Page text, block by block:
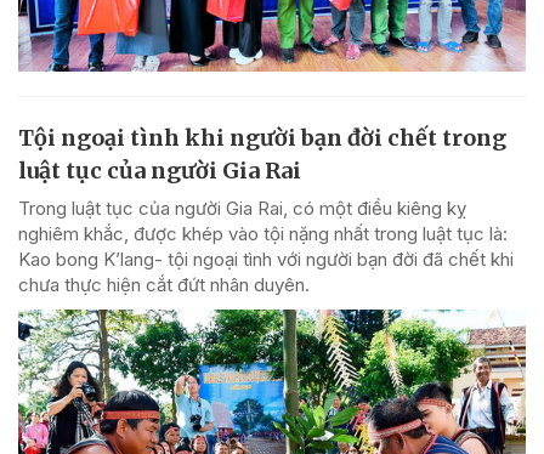
Tội ngoại tình khi người bạn đời chết trong
luật tục của người Gia Rai
Trong luật tục của người Gia Rai, có một điều kiêng kỵ
nghiêm khắc, được khép vào tội nặng nhất trong luật tục là:
Kao bong K’lang- tội ngoại tình với người bạn đời đã chết khi
chưa thực hiện cắt đứt nhân duyên.